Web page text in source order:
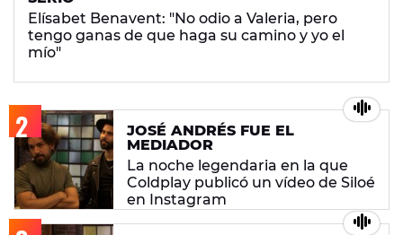
Elísabet Benavent: "No odio a Valeria, pero
tengo ganas de que haga su camino y yo el
mío"
JOSÉ ANDRÉS FUE EL
MEDIADOR
La noche legendaria en la que
Coldplay publicó un vídeo de Siloé
en Instagram